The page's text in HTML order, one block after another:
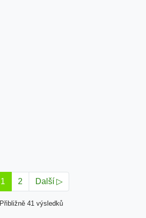
1 2 Další ▷
Přibližně 41 výsledků